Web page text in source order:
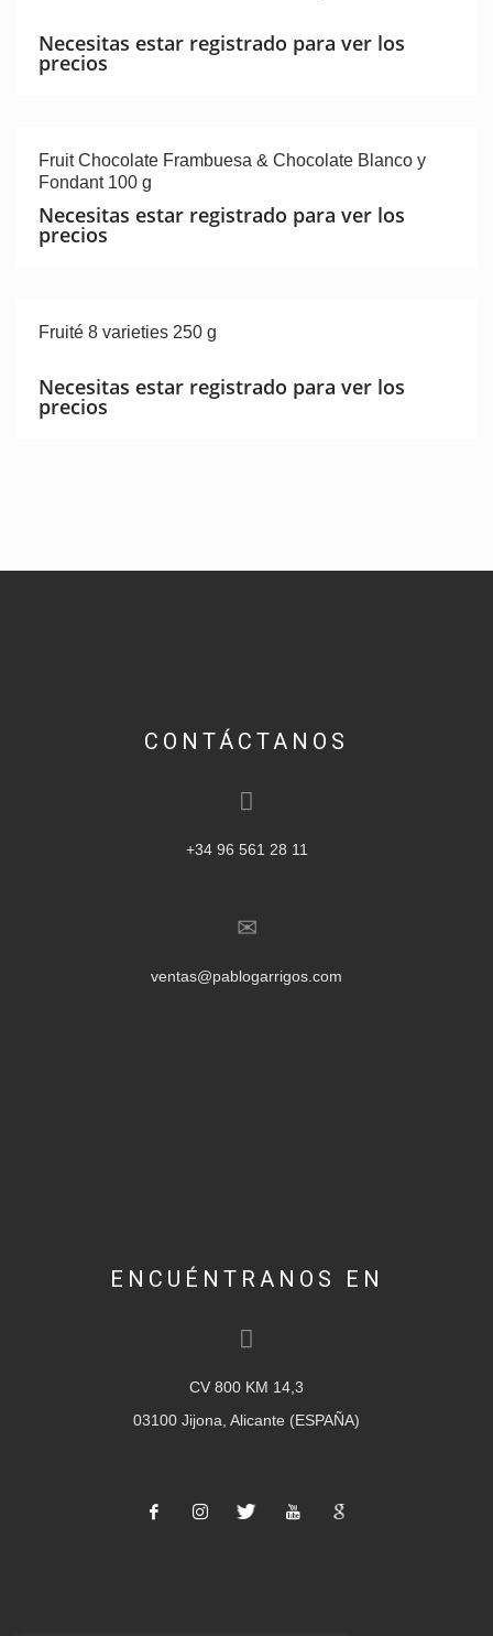
Necesitas estar registrado para ver los
precios
Fruit Chocolate Frambuesa & Chocolate Blanco y
Fondant 100 g
Necesitas estar registrado para ver los
precios
Fruité 8 varieties 250 g
Necesitas estar registrado para ver los
precios
CONTÁCTANOS
+34 96 561 28 11
ventas@pablogarrigos.com
ENCUÉNTRANOS EN
CV 800 KM 14,3
03100 Jijona, Alicante (ESPAÑA)